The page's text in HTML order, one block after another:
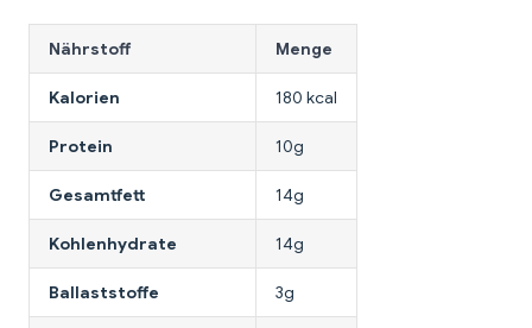
Nährstoff Menge
Kalorien 180 kcal
Protein 10g
Gesamtfett 14g
Kohlenhydrate 14g
Ballaststoffe 3g